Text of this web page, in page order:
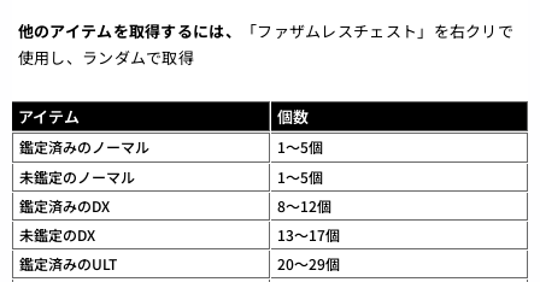
他のアイテムを取得するには、
「ファザムレスチェスト」を右クリで
使用し、ランダムで取得
アイテム 個数
鑑定済みのノーマル
1～5個
未鑑定のノーマル
1～5個
鑑定済みのDX
8～12個
未鑑定のDX
13～17個
鑑定済みのULT
20～29個